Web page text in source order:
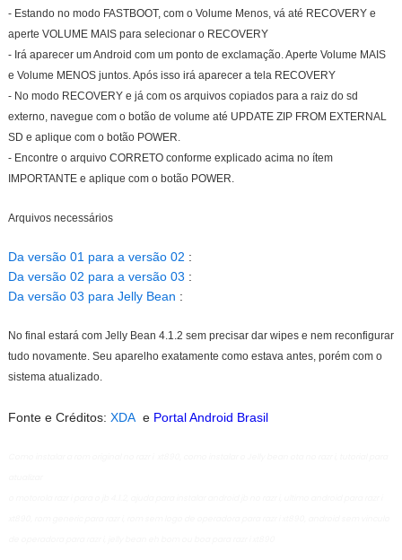
- Estando no modo FASTBOOT, com o Volume Menos, vá até RECOVERY e
aperte VOLUME MAIS para selecionar o RECOVERY
- Irá aparecer um Android com um ponto de exclamação. Aperte Volume MAIS
e Volume MENOS juntos. Após isso irá aparecer a tela RECOVERY
- No modo RECOVERY e já com os arquivos copiados para a raiz do sd
externo, navegue com o botão de volume até UPDATE ZIP FROM EXTERNAL
SD e aplique com o botão POWER.
- Encontre o arquivo CORRETO conforme explicado acima no ítem
IMPORTANTE e aplique com o botão POWER.
Arquivos necessários
Da versão 01 para a versão 02 :
Da versão 02 para a versão 03 :
Da versão 03 para Jelly Bean :
No final estará com Jelly Bean 4.1.2 sem precisar dar wipes e nem reconfigurar
tudo novamente. Seu aparelho exatamente como estava antes, porém com o
sistema atualizado.
Fonte e Créditos: XDAe Portal Android Brasil